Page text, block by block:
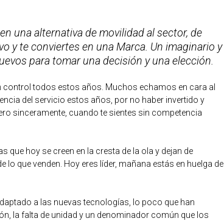
una alternativa de movilidad al sector, de
y te conviertes en una Marca. Un imaginario y
para tomar una decisión y una elección.
control todos estos años. Muchos echamos en cara al
del servicio estos años, por no haber invertido y
sinceramente, cuando te sientes sin competencia
que hoy se creen en la cresta de la ola y dejan de
que venden. Hoy eres líder, mañana estás en huelga de
a las nuevas tecnologías, lo poco que han
la falta de unidad y un denominador común que los